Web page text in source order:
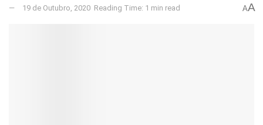
19 de Outubro, 2020 Reading Time: 1 min read AA